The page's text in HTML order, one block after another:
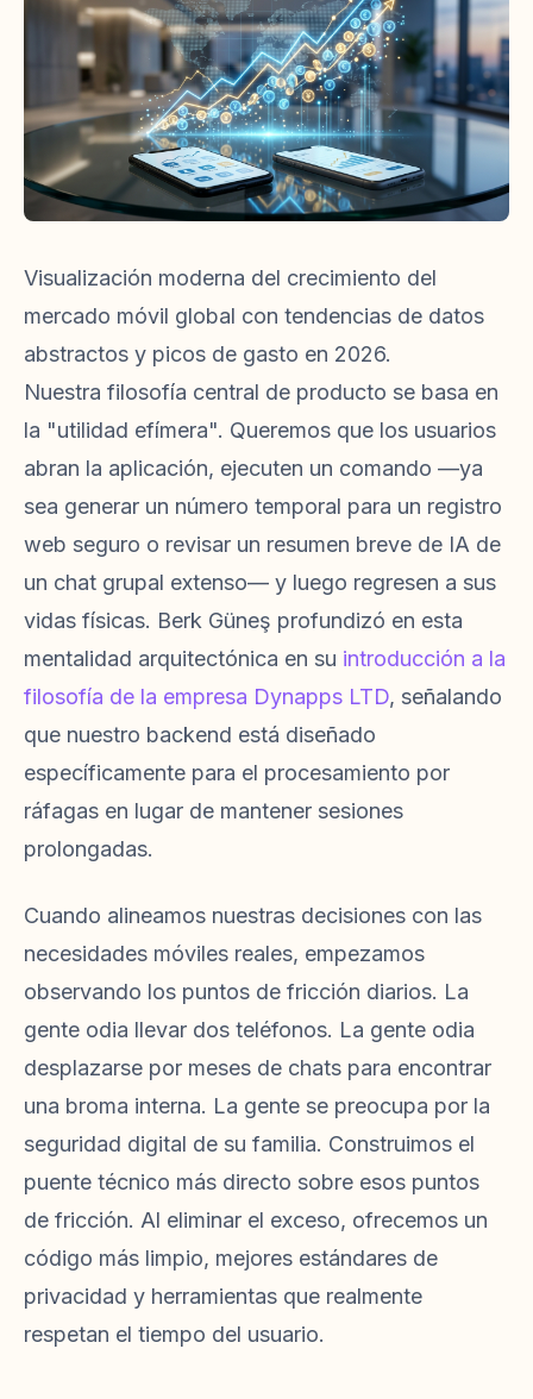
Visualización moderna del crecimiento del
mercado móvil global con tendencias de datos
abstractos y picos de gasto en 2026.
Nuestra filosofía central de producto se basa en
la "utilidad efímera". Queremos que los usuarios
abran la aplicación, ejecuten un comando —ya
sea generar un número temporal para un registro
web seguro o revisar un resumen breve de IA de
un chat grupal extenso— y luego regresen a sus
vidas físicas. Berk Güneş profundizó en esta
mentalidad arquitectónica en su introducción a la
filosofía de la empresa Dynapps LTD, señalando
que nuestro backend está diseñado
específicamente para el procesamiento por
ráfagas en lugar de mantener sesiones
prolongadas.
Cuando alineamos nuestras decisiones con las
necesidades móviles reales, empezamos
observando los puntos de fricción diarios. La
gente odia llevar dos teléfonos. La gente odia
desplazarse por meses de chats para encontrar
una broma interna. La gente se preocupa por la
seguridad digital de su familia. Construimos el
puente técnico más directo sobre esos puntos
de fricción. Al eliminar el exceso, ofrecemos un
código más limpio, mejores estándares de
privacidad y herramientas que realmente
respetan el tiempo del usuario.